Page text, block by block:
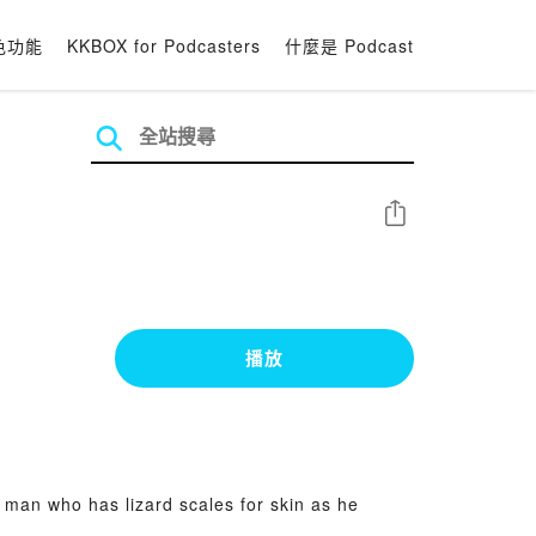
功能 KKBOX for Podcasters 什麼是 Podcast
分享
播放
who has lizard scales for skin as he